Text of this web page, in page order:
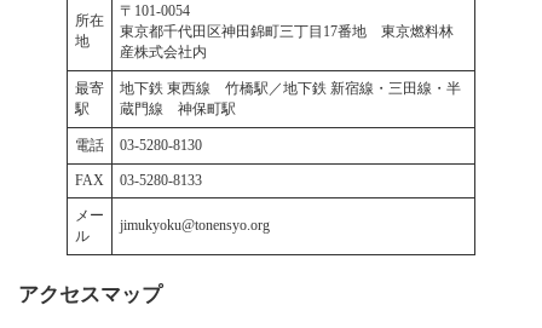
所在
地
〒101-0054
東京都千代田区神田錦町三丁目17番地 東京燃料林
産株式会社内
最寄
駅
地下鉄 東西線 竹橋駅／地下鉄 新宿線・三田線・半
蔵門線 神保町駅
電話 03-5280-8130
FAX 03-5280-8133
メー
ル
jimukyoku@tonensyo.org
アクセスマップ